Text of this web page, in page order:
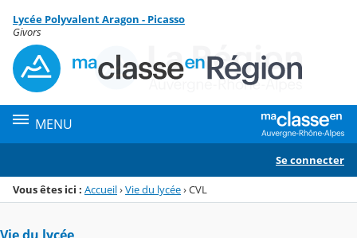
Menu de la rubrique
Contenu
Lycée Polyvalent Aragon - Picasso
Givors
MENU
Se connecter
Vous êtes ici : Accueil›Vie du lycée›CVL
Vie du lycée